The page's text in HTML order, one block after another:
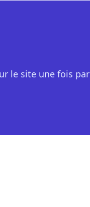
le site une fois par